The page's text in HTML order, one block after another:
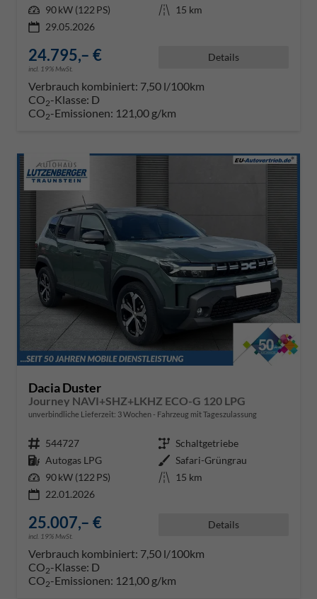
Leistung 90 kW (122 PS) Kilometerstand 15 km
29.05.2026
24.795,– €
incl. 19% MwSt.
Details
Verbrauch kombiniert: 7,50 l/100km
CO2-Klasse: D
CO2-Emissionen: 121,00 g/km
Dacia Duster
Journey NAVI+SHZ+LKHZ ECO-G 120 LPG
unverbindliche Lieferzeit: 3 Wochen Fahrzeug mit Tageszulassung
Fahrzeugnr. 544727 Getriebe Schaltgetriebe
Kraftstoff Autogas LPG Außenfarbe Safari-Grüngrau
Leistung 90 kW (122 PS) Kilometerstand 15 km
22.01.2026
25.007,– €
incl. 19% MwSt.
Details
Verbrauch kombiniert: 7,50 l/100km
CO2-Klasse: D
CO2-Emissionen: 121,00 g/km